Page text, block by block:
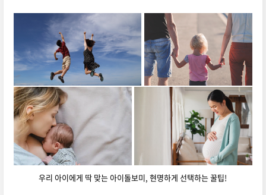
우리 아이에게 딱 맞는 아이돌보미, 현명하게 선택하는 꿀팁!